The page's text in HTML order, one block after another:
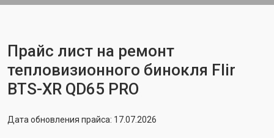
Прайс лист на ремонт
тепловизионного бинокля Flir
BTS-XR QD65 PRO
Дата обновления прайса: 17.07.2026